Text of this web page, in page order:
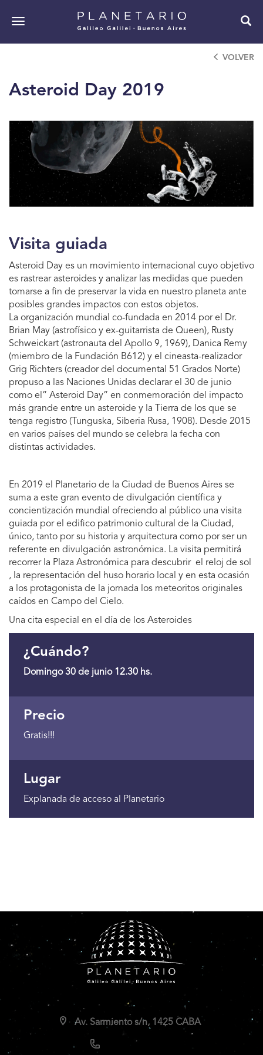
principalnavigation
Asteroid Day 2019
VOLVER
Visita guiada
Asteroid Day es un movimiento internacional cuyo objetivo
es rastrear asteroides y analizar las medidas que pueden
tomarse a fin de preservar la vida en nuestro planeta ante
posibles grandes impactos con estos objetos.
La organización mundial co-fundada en 2014 por el Dr.
Brian May (astrofísico y ex-guitarrista de Queen), Rusty
Schweickart (astronauta del Apollo 9, 1969), Danica Remy
(miembro de la Fundación B612) y el cineasta-realizador
Grig Richters (creador del documental 51 Grados Norte)
propuso a las Naciones Unidas declarar el 30 de junio
como el” Asteroid Day” en conmemoración del impacto
más grande entre un asteroide y la Tierra de los que se
tenga registro (Tunguska, Siberia Rusa, 1908). Desde 2015
en varios países del mundo se celebra la fecha con
distintas actividades.
En 2019 el Planetario de la Ciudad de Buenos Aires se
suma a este gran evento de divulgación científica y
concientización mundial ofreciendo al público una visita
guiada por el edifico patrimonio cultural de la Ciudad,
único, tanto por su historia y arquitectura como por ser un
referente en divulgación astronómica. La visita permitirá
recorrer la Plaza Astronómica para descubrir el reloj de sol
, la representación del huso horario local y en esta ocasión
a los protagonista de la jornada los meteoritos originales
caídos en Campo del Cielo.
Una cita especial en el día de los Asteroides
¿Cuándo?
Domingo 30 de junio 12.30 hs.
Precio
Gratis!!!
Lugar
Explanada de acceso al Planetario
Av. Sarmiento s/n, 1425 CABA